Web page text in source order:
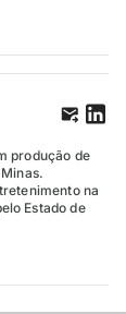
produção de
na
Estado de